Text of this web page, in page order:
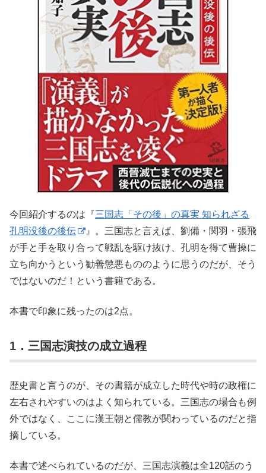
今回紹介するのは『三国志「その後」の真実 知られざる
孔明没後の後伝
』。三国志と言えば、劉備・関羽・張飛
が手と手を取り合って戦乱を駆け抜け、孔明を得て曹操に
立ち向かうという勧善懲悪もののように思うのだが、そう
ではないのだ！という書籍である。
本書で印象に残ったのは2点。
1．三国志演技の成立過程
歴史書と言うのが、その書籍が成立した時代や時の政権に
左右されやすいのはよく知られている。三国志の場合も例
外ではなく、ここに漢王朝と儒教が関わっているのだと指
摘している。
本書で述べられているのだが、三国志演義は全120話のう